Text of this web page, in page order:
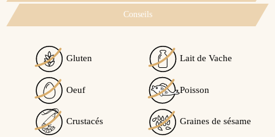
Conseils
Voir l'attestation de confiance
Avis soumis à un contrôle
Gluten Lait de Vache
Oeuf Poisson
Crustacés Graines de sésame